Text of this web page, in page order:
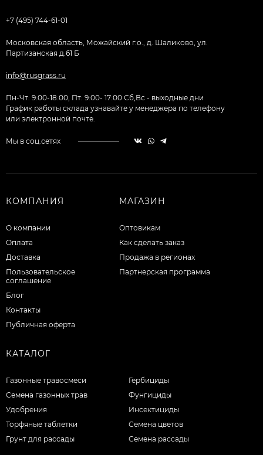
+7 (495) 744-61-01
Московская область, Можайский г.о., д. Шаликово, ул.
Партизанская д.61 Б
info@rusgrass.ru
Пн-Чт: 9:00-18:00, Пт: 9:00- 17:00 Сб,Вс - выходные дни
График работы склада узнавайте у менеджера по телефону
или электронной почте.
Мы в соц.сетях
КОМПАНИЯ
О компании
Оплата
Доставка
Пользовательское
соглашение
Блог
Контакты
Публичная оферта
МАГАЗИН
Оптовикам
Как сделать заказ
Продажа в регионах
Партнерская программа
КАТАЛОГ
Газонные травосмеси
Семена газонных трав
Удобрения
Торфяные таблетки
Грунт для рассады
Гербициды
Фунгициды
Инсектициды
Семена цветов
Семена рассады